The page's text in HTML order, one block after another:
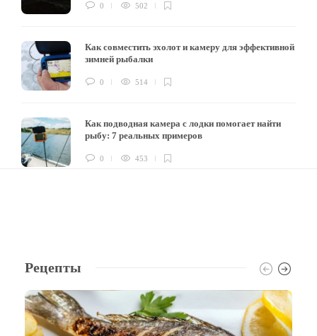
0 502
Как совместить эхолот и камеру для эффективной
зимней рыбалки
0 514
Как подводная камера с лодки помогает найти
рыбу: 7 реальных примеров
0 453
Рецепты